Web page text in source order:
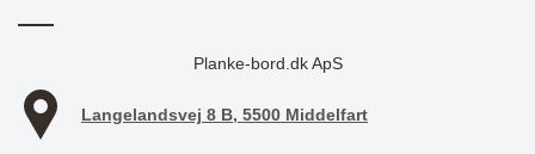
Planke-bord.dk ApS
Langelandsvej 8 B, 5500 Middelfart